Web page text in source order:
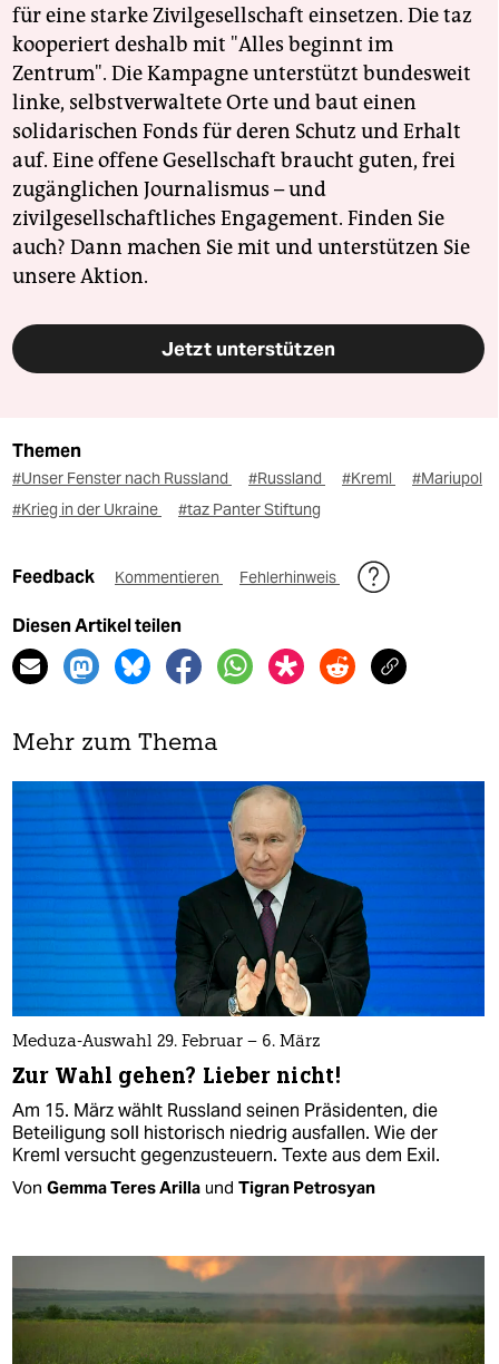
für eine starke Zivilgesellschaft einsetzen. Die taz
kooperiert deshalb mit "Alles beginnt im
Zentrum". Die Kampagne unterstützt bundesweit
linke, selbstverwaltete Orte und baut einen
solidarischen Fonds für deren Schutz und Erhalt
auf. Eine offene Gesellschaft braucht guten, frei
zugänglichen Journalismus – und
zivilgesellschaftliches Engagement. Finden Sie
auch? Dann machen Sie mit und unterstützen Sie
unsere Aktion.
Jetzt unterstützen
Themen
#Unser Fenster nach Russland #Russland #Kreml
#Mariupol
#Krieg in der Ukraine
#taz Panter Stiftung
Feedback Kommentieren Fehlerhinweis
Diesen Artikel teilen
Mehr zum Thema
Meduza-Auswahl 29. Februar – 6. März
Zur Wahl gehen? Lieber nicht!
Am 15. März wählt Russland seinen Präsidenten, die
Beteiligung soll historisch niedrig ausfallen. Wie der
Kreml versucht gegenzusteuern. Texte aus dem Exil.
Von Gemma Teres Arilla und Tigran Petrosyan